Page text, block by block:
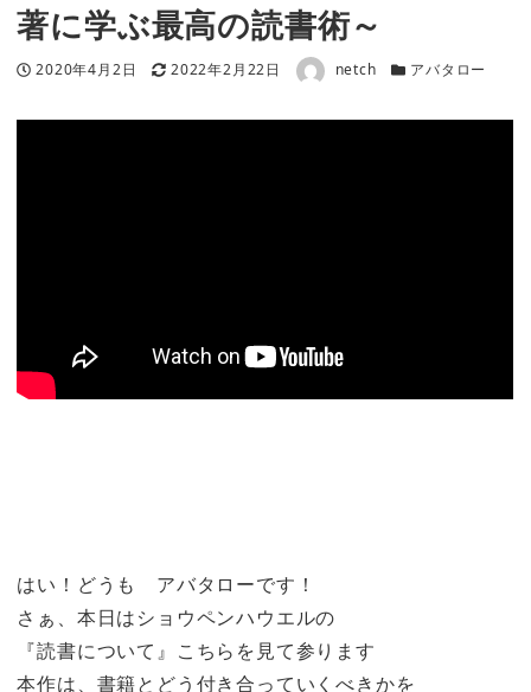
著に学ぶ最高の読書術～
投稿日
2020年4月2日 更新日
2022年2月22日 著者 netch カテゴリー
アバタロー
はい！どうも アバタローです！
さぁ、本日はショウペンハウエルの
『読書について』こちらを見て参ります
本作は、書籍とどう付き合っていくべきかを